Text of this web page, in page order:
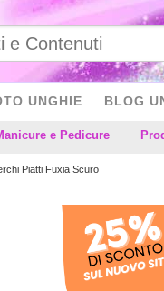
e Pedicure
UNGHIE BLOG
Piatti Fuxia Scuro